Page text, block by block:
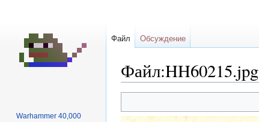
Файл:HH60215.jpg
к
к
Файл Обсуждение
Warhammer 40,000